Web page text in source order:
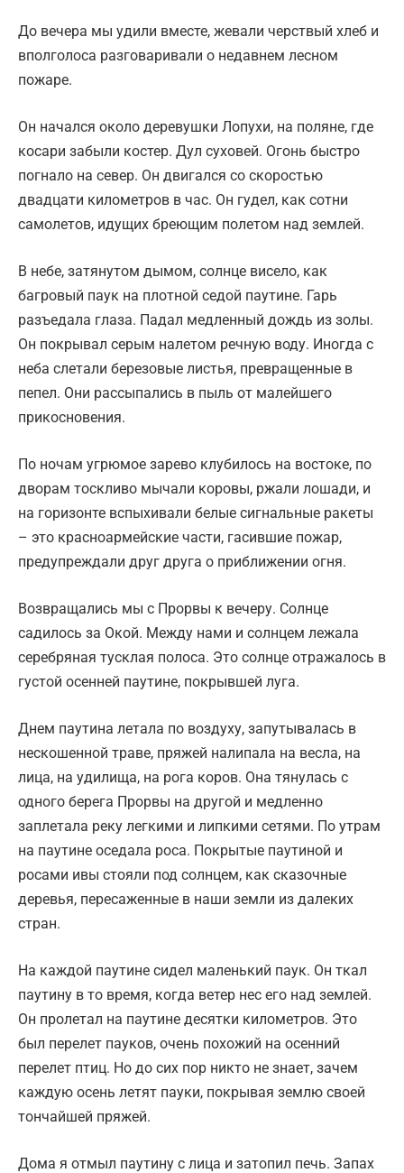
До вечера мы удили вместе, жевали черствый хлеб и
вполголоса разговаривали о недавнем лесном
пожаре.
Он начался около деревушки Лопухи, на поляне, где
косари забыли костер. Дул суховей. Огонь быстро
погнало на север. Он двигался со скоростью
двадцати километров в час. Он гудел, как сотни
самолетов, идущих бреющим полетом над землей.
В небе, затянутом дымом, солнце висело, как
багровый паук на плотной седой паутине. Гарь
разъедала глаза. Падал медленный дождь из золы.
Он покрывал серым налетом речную воду. Иногда с
неба слетали березовые листья, превращенные в
пепел. Они рассыпались в пыль от малейшего
прикосновения.
По ночам угрюмое зарево клубилось на востоке, по
дворам тоскливо мычали коровы, ржали лошади, и
на горизонте вспыхивали белые сигнальные ракеты
– это красноармейские части, гасившие пожар,
предупреждали друг друга о приближении огня.
Возвращались мы с Прорвы к вечеру. Солнце
садилось за Окой. Между нами и солнцем лежала
серебряная тусклая полоса. Это солнце отражалось в
густой осенней паутине, покрывшей луга.
Днем паутина летала по воздуху, запутывалась в
нескошенной траве, пряжей налипала на весла, на
лица, на удилища, на рога коров. Она тянулась с
одного берега Прорвы на другой и медленно
заплетала реку легкими и липкими сетями. По утрам
на паутине оседала роса. Покрытые паутиной и
росами ивы стояли под солнцем, как сказочные
деревья, пересаженные в наши земли из далеких
стран.
На каждой паутине сидел маленький паук. Он ткал
паутину в то время, когда ветер нес его над землей.
Он пролетал на паутине десятки километров. Это
был перелет пауков, очень похожий на осенний
перелет птиц. Но до сих пор никто не знает, зачем
каждую осень летят пауки, покрывая землю своей
тончайшей пряжей.
Дома я отмыл паутину с лица и затопил печь. Запах